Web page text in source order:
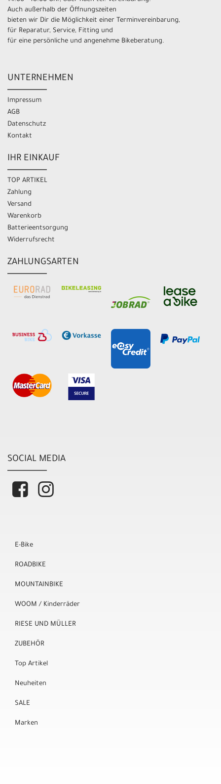
Auch außerhalb der Öffnungszeiten
bieten wir Dir die Möglichkeit einer Terminvereinbarung,
für Reparatur, Service, Fitting und
für eine persönliche und angenehme Bikeberatung.
UNTERNEHMEN
Impressum
AGB
Datenschutz
Kontakt
IHR EINKAUF
TOP ARTIKEL
Zahlung
Versand
Warenkorb
Batterieentsorgung
Widerrufsrecht
ZAHLUNGSARTEN
SOCIAL MEDIA
E-Bike
ROADBIKE
MOUNTAINBIKE
WOOM / Kinderräder
RIESE UND MÜLLER
ZUBEHÖR
Top Artikel
Neuheiten
SALE
Marken